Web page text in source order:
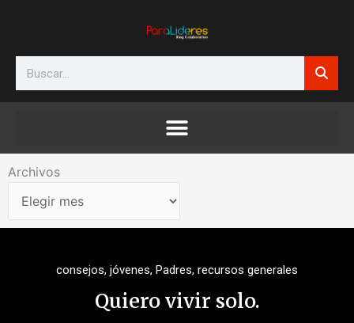
Search
Archivos
Archivos
consejos, jóvenes, Padres, recursos generales
Quiero vivir solo.